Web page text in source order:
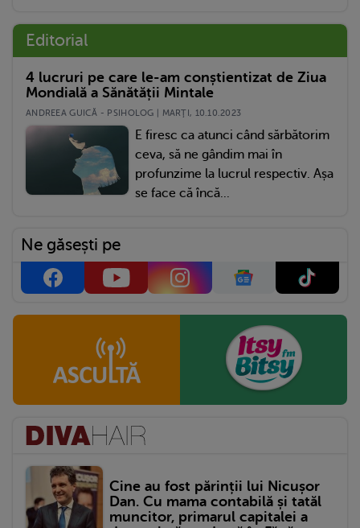
Editorial
4 lucruri pe care le-am conștientizat de Ziua
Mondială a Sănătății Mintale
ANDREEA GUICĂ - PSIHOLOG | MARŢI, 10.10.2023
E firesc ca atunci când sărbătorim
ceva, să ne gândim mai în
profunzime la lucrul respectiv. Așa
se face că încă...
Ne găsești pe
Cine au fost părinții lui Nicușor
Dan. Cu mama contabilă și tatăl
muncitor, primarul capitalei a